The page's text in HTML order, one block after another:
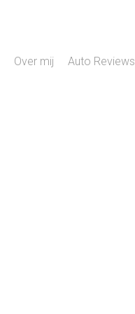
Over mij Auto Reviews